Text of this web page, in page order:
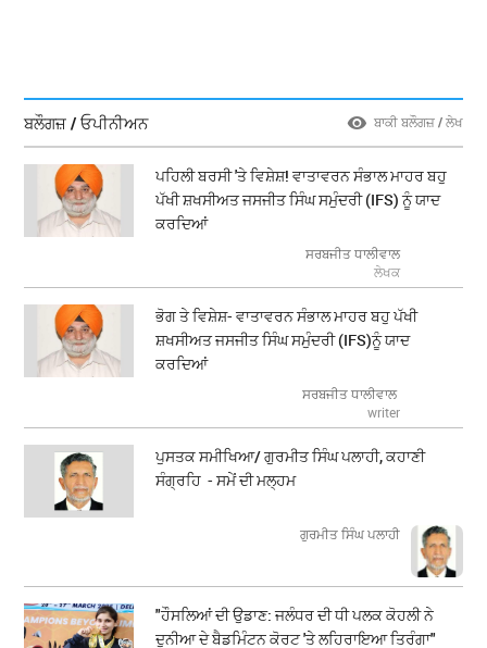
ਬਲੌਗਜ਼ / ਓਪੀਨੀਅਨ ਬਾਕੀ ਬਲੌਗਜ਼ / ਲੇਖ
ਪਹਿਲੀ ਬਰਸੀ 'ਤੇ ਵਿਸ਼ੇਸ਼! ਵਾਤਾਵਰਨ ਸੰਭਾਲ ਮਾਹਰ ਬਹੁ
ਪੱਖੀ ਸ਼ਖਸੀਅਤ ਜਸਜੀਤ ਸਿੰਘ ਸਮੁੰਦਰੀ (IFS) ਨੂੰ ਯਾਦ
ਕਰਦਿਆਂ
ਸਰਬਜੀਤ ਧਾਲੀਵਾਲ
ਲੇਖਕ
ਭੋਗ ਤੇ ਵਿਸ਼ੇਸ਼- ਵਾਤਾਵਰਨ ਸੰਭਾਲ ਮਾਹਰ ਬਹੁ ਪੱਖੀ
ਸ਼ਖਸੀਅਤ ਜਸਜੀਤ ਸਿੰਘ ਸਮੁੰਦਰੀ (IFS)ਨੂੰ ਯਾਦ
ਕਰਦਿਆਂ
ਸਰਬਜੀਤ ਧਾਲੀਵਾਲ
writer
ਪੁਸਤਕ ਸਮੀਖਿਆ/ ਗੁਰਮੀਤ ਸਿੰਘ ਪਲਾਹੀ, ਕਹਾਣੀ
ਸੰਗ੍ਰਹਿ - ਸਮੇਂ ਦੀ ਮਲ੍ਹਮ
ਗੁਰਮੀਤ ਸਿੰਘ ਪਲਾਹੀ
"ਹੌਸਲਿਆਂ ਦੀ ਉਡਾਣ: ਜਲੰਧਰ ਦੀ ਧੀ ਪਲਕ ਕੋਹਲੀ ਨੇ
ਦੁਨੀਆ ਦੇ ਬੈਡਮਿੰਟਨ ਕੋਰਟ 'ਤੇ ਲਹਿਰਾਇਆ ਤਿਰੰਗਾ"